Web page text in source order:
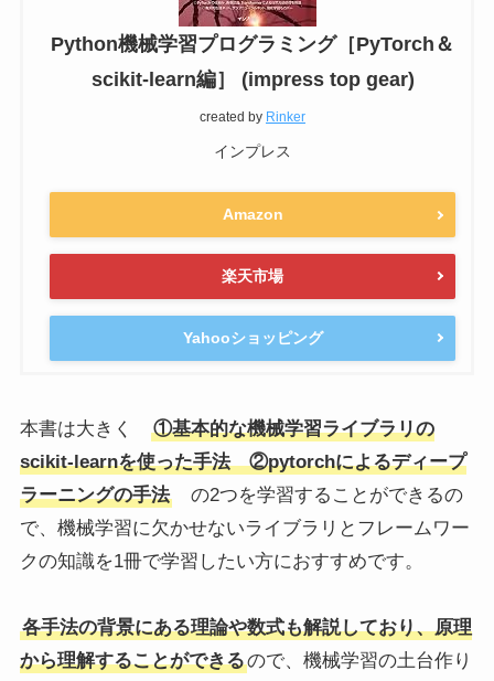
Python機械学習プログラミング［PyTorch＆
scikit-learn編］ (impress top gear)
created by Rinker
インプレス
Amazon
楽天市場
Yahooショッピング
本書は大きく
①基本的な機械学習ライブラリの
scikit-learnを使った手法 ②pytorchによるディープ
ラーニングの手法
の2つを学習することができるの
で、機械学習に欠かせないライブラリとフレームワー
クの知識を1冊で学習したい方におすすめです。
各手法の背景にある理論や数式も解説しており、原理
から理解することができるので、機械学習の土台作り